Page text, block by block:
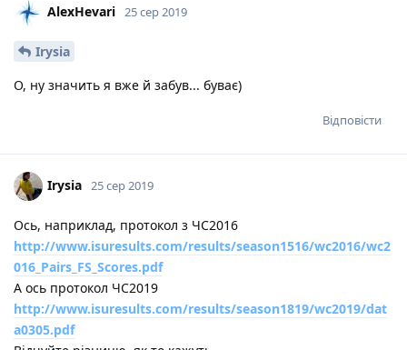
AlexHevari 25 сер 2019
Irysia
О, ну значить я вже й забув... буває)
Відповісти
Irysia 25 сер 2019
Ось, наприклад, протокол з ЧС2016
http://www.isuresults.com/results/season1516/wc2016/wc2
016_Pairs_FS_Scores.pdf
А ось протокол ЧС2019
http://www.isuresults.com/results/season1819/wc2019/dat
a0305.pdf